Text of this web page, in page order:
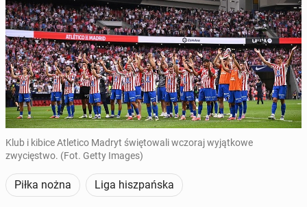
Klub i kibice Atletico Madryt świętowali wczoraj wyjątkowe
zwycięstwo. (Fot. Getty Images)
Piłka nożna Liga hiszpańska